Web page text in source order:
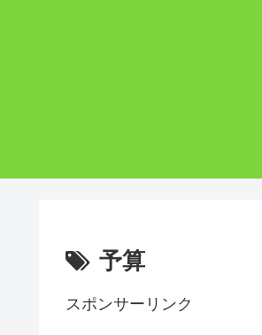
予算
スポンサーリンク